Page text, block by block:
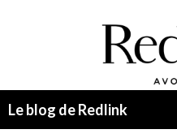
Le blog de Redlink